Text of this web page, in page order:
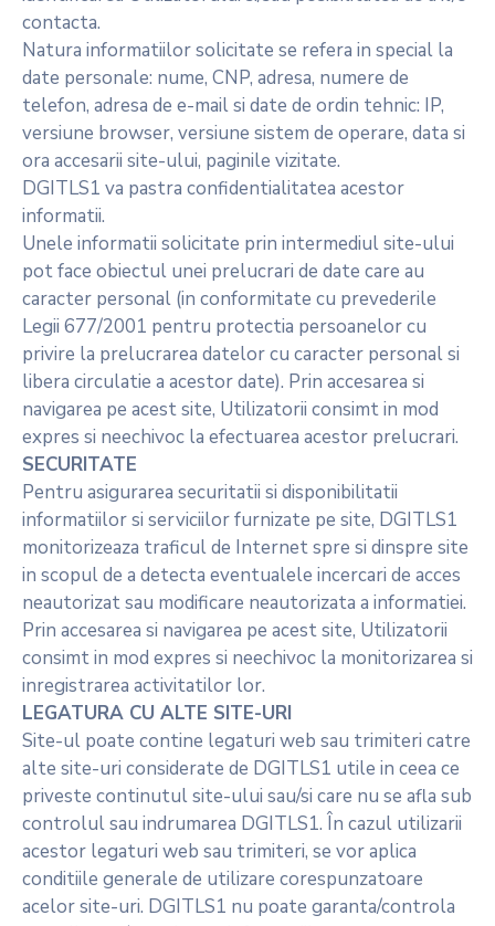
contacta.
Natura informatiilor solicitate se refera in special la
date personale: nume, CNP, adresa, numere de
telefon, adresa de e-mail si date de ordin tehnic: IP,
versiune browser, versiune sistem de operare, data si
ora accesarii site-ului, paginile vizitate.
DGITLS1 va pastra confidentialitatea acestor
informatii.
Unele informatii solicitate prin intermediul site-ului
pot face obiectul unei prelucrari de date care au
caracter personal (in conformitate cu prevederile
Legii 677/2001 pentru protectia persoanelor cu
privire la prelucrarea datelor cu caracter personal si
libera circulatie a acestor date). Prin accesarea si
navigarea pe acest site, Utilizatorii consimt in mod
expres si neechivoc la efectuarea acestor prelucrari.
SECURITATE
Pentru asigurarea securitatii si disponibilitatii
informatiilor si serviciilor furnizate pe site, DGITLS1
monitorizeaza traficul de Internet spre si dinspre site
in scopul de a detecta eventualele incercari de acces
neautorizat sau modificare neautorizata a informatiei.
Prin accesarea si navigarea pe acest site, Utilizatorii
consimt in mod expres si neechivoc la monitorizarea si
inregistrarea activitatilor lor.
LEGATURA CU ALTE SITE-URI
Site-ul poate contine legaturi web sau trimiteri catre
alte site-uri considerate de DGITLS1 utile in ceea ce
priveste continutul site-ului sau/si care nu se afla sub
controlul sau indrumarea DGITLS1. În cazul utilizarii
acestor legaturi web sau trimiteri, se vor aplica
conditiile generale de utilizare corespunzatoare
acelor site-uri. DGITLS1 nu poate garanta/controla